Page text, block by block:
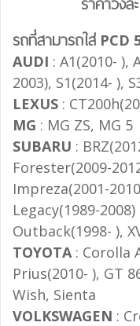
ราคาวงละ
รถที่สามารถใส่ PCD
AUDI : A1(2010- ),
2003), S1(2014- ),
LEXUS :
MG : MG ZS, MG 5
SUBARU :
Forester(2009-
Impreza(2001-
Legacy(1989-
Outback(1998- ),
TOYOTA: Corolla
Prius(2010- ), GT
Wish, Sienta
VOLKSWAGEN :